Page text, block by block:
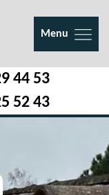
Menu
44 53
52 43